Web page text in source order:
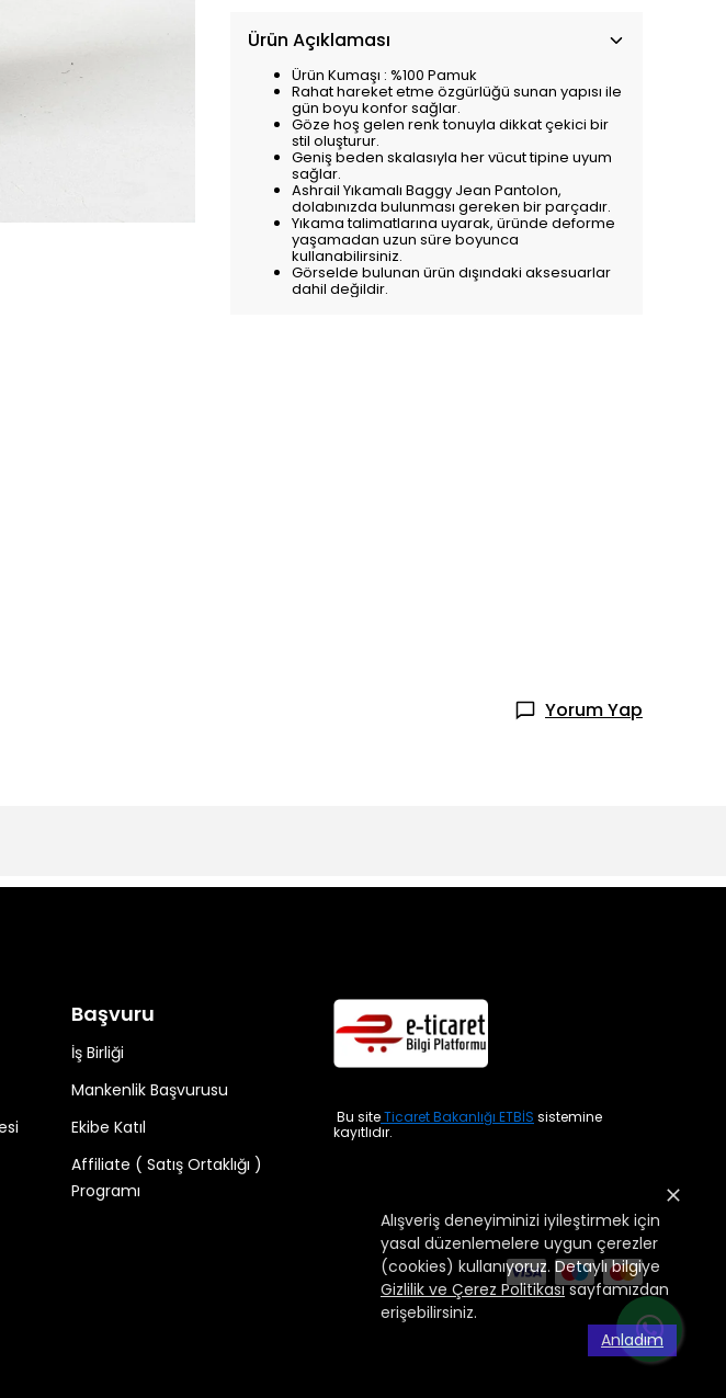
Alışveriş deneyiminizi iyileştirmek için
yasal düzenlemelere uygun çerezler
(cookies) kullanıyoruz. Detaylı bilgiye
Gizlilik ve Çerez Politikasısayfamızdan
erişebilirsiniz.
Anladım
Ürün Açıklaması
Ürün Kumaşı : %100 Pamuk
Rahat hareket etme özgürlüğü sunan yapısı ile
gün boyu konfor sağlar.
Göze hoş gelen renk tonuyla dikkat çekici bir
stil oluşturur.
Geniş beden skalasıyla her vücut tipine uyum
sağlar.
Ashrail Yıkamalı Baggy Jean Pantolon,
dolabınızda bulunması gereken bir parçadır.
Yıkama talimatlarına uyarak, üründe deforme
yaşamadan uzun süre boyunca
kullanabilirsiniz.
Görselde bulunan ürün dışındaki aksesuarlar
dahil değildir.
Yorum Yap
Başvuru
İş Birliği
Mankenlik Başvurusu
Ekibe Katıl
Affiliate ( Satış Ortaklığı )
Programı
Bu siteTicaret Bakanlığı ETBİS sistemine
kayıtlıdır.